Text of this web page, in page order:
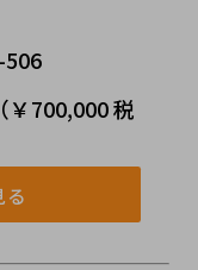
￥700,000 税